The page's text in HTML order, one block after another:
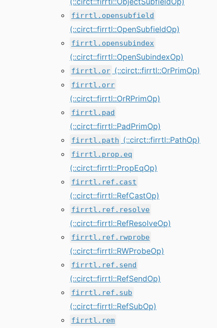
firrtl.opensubfield
(::circt::firrtl::OpenSubfieldOp)
firrtl.opensubindex
(::circt::firrtl::OpenSubindexOp)
firrtl.or (::circt::firrtl::OrPrimOp)
firrtl.orr
(::circt::firrtl::OrRPrimOp)
firrtl.pad
(::circt::firrtl::PadPrimOp)
firrtl.path (::circt::firrtl::PathOp)
firrtl.prop.eq
(::circt::firrtl::PropEqOp)
firrtl.ref.cast
(::circt::firrtl::RefCastOp)
firrtl.ref.resolve
(::circt::firrtl::RefResolveOp)
firrtl.ref.rwprobe
(::circt::firrtl::RWProbeOp)
firrtl.ref.send
(::circt::firrtl::RefSendOp)
firrtl.ref.sub
(::circt::firrtl::RefSubOp)
firrtl.rem